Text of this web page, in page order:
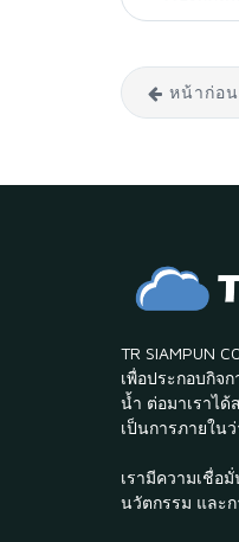
หน้าก่อน
TR SIAMPUN
เพื่อประกอบกิจก
น้ำ ต่อมาเราได้
เป็นการภายในว่
เรามีความเชื่อ
นวัตกรรม และ